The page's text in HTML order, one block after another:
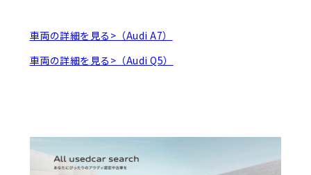
車両の詳細を見る>（Audi A7）
車両の詳細を見る>（Audi Q5）